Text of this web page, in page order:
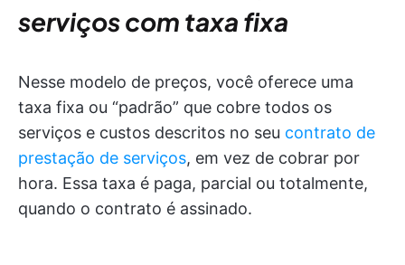
serviços com taxa fixa
Nesse modelo de preços, você oferece uma
taxa fixa ou “padrão” que cobre todos os
serviços e custos descritos no seu contrato de
prestação de serviços, em vez de cobrar por
hora. Essa taxa é paga, parcial ou totalmente,
quando o contrato é assinado.